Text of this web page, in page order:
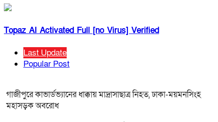
Topaz AI Activated Full [no Virus] Verified
Last Update
Popular Post
গাজীপুরে কাভার্ডভ্যানের ধাক্কায় মাদ্রাসাছাত্র নিহত, ঢাকা-ময়মনসিংহ
মহাসড়ক অবরোধ